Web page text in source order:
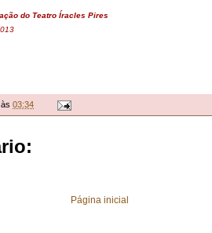
do Teatro Íracles Pires
às 03:34
Página inicial